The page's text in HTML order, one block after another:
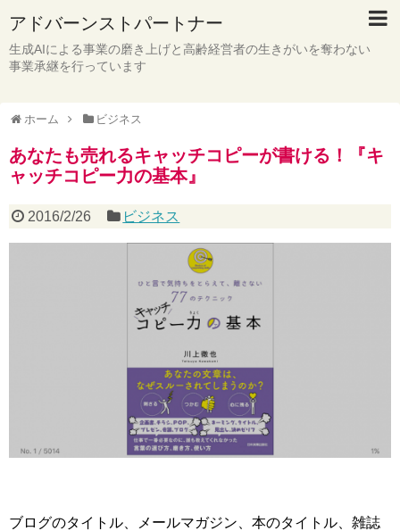
アドバーンストパートナー
生成AIによる事業の磨き上げと高齢経営者の生きがいを奪わない
事業承継を行っています
ホーム ビジネス
あなたも売れるキャッチコピーが書ける！『キ
ャッチコピー力の基本』
2016/2/26 ビジネス
ブログのタイトル、メールマガジン、本のタイトル、雑誌